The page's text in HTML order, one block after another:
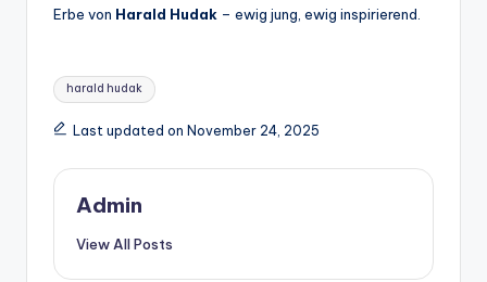
Erbe von Harald Hudak – ewig jung, ewig inspirierend.
Tags:
harald hudak
Last updated on November 24, 2025
Admin
View All Posts